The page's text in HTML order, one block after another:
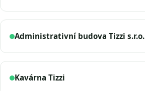
Administrativní budova Tizzi s.r.o.
Kavárna Tizzi